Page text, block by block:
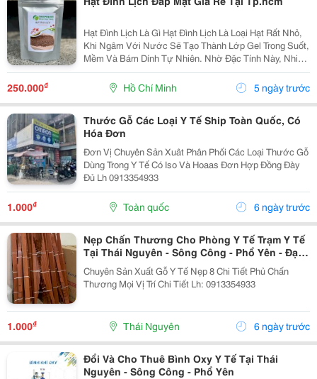
Hạt Đình Lịch Là Gì Hạt Đình Lịch Là Loại Hạt Rất Nhỏ,
Khi Ngâm Với Nước Sẽ Tạo Thành Lớp Gel Trong Suốt,
Mềm Và Bám Dính Tự Nhiên. Nhờ Đặc Tính Này, Nhiều
Người Sử Dụng Hạt Để Làm Mặt Nạ Đắp Mặt Tại Nhà,
Giúp Làm Sạch Bề Mặt Da Và Mang Lại Cảm...
250.000₫ Hồ Chí Minh 5 ngày trước
Thước Gỗ Các Loại Y Tế Ship Toàn Quốc, Có
Hóa Đơn
Đơn Vị Chuyên Sản Xuât Phân Phối Các Loại Thước Gỗ
Dùng Trong Y Tế Có Iso Và Hoaas Đơn Hợp Đồng Đày
Đủ Lh 0913354933
1.000₫ Toàn quốc 6 ngày trước
Nẹp Chấn Thương Cho Phòng Y Tế Trạm Y Tế
Tại Thái Nguyên - Sông Công - Phổ Yên - Đại
Từ
Chuyên Sản Xuất Gỗ Y Tế Nẹp 8 Chi Tiết Phủ Chấn
Thương Mọi Vị Trí Chi Tiết Lh: 0913354933
1.000₫ Thái Nguyên 6 ngày trước
Đổi Và Cho Thuê Bình Oxy Y Tế Tại Thái
Nguyên - Sông Công - Phổ Yên